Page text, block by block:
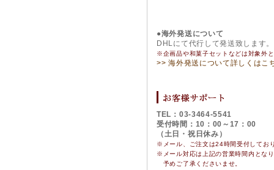
●海外発送について
DHLにて代行して発送致します。
※企画品や和菓子セットなどは対象外
>> 海外発送について詳しくはこ
TEL：03-3464-5541
受付時間：10：00～17：00
（土日・祝日休み）
※メール、ご注文は24時間受付してお
※ メール対応は上記の営業時間内とな
予めご了承くださいませ。